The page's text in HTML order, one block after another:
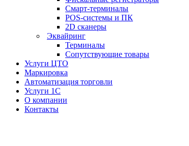
Смарт-терминалы
POS-системы и ПК
2D сканеры
Эквайринг
Терминалы
Сопутствующие товары
Услуги ЦТО
Маркировка
Автоматизация торговли
Услуги 1С
О компании
Контакты